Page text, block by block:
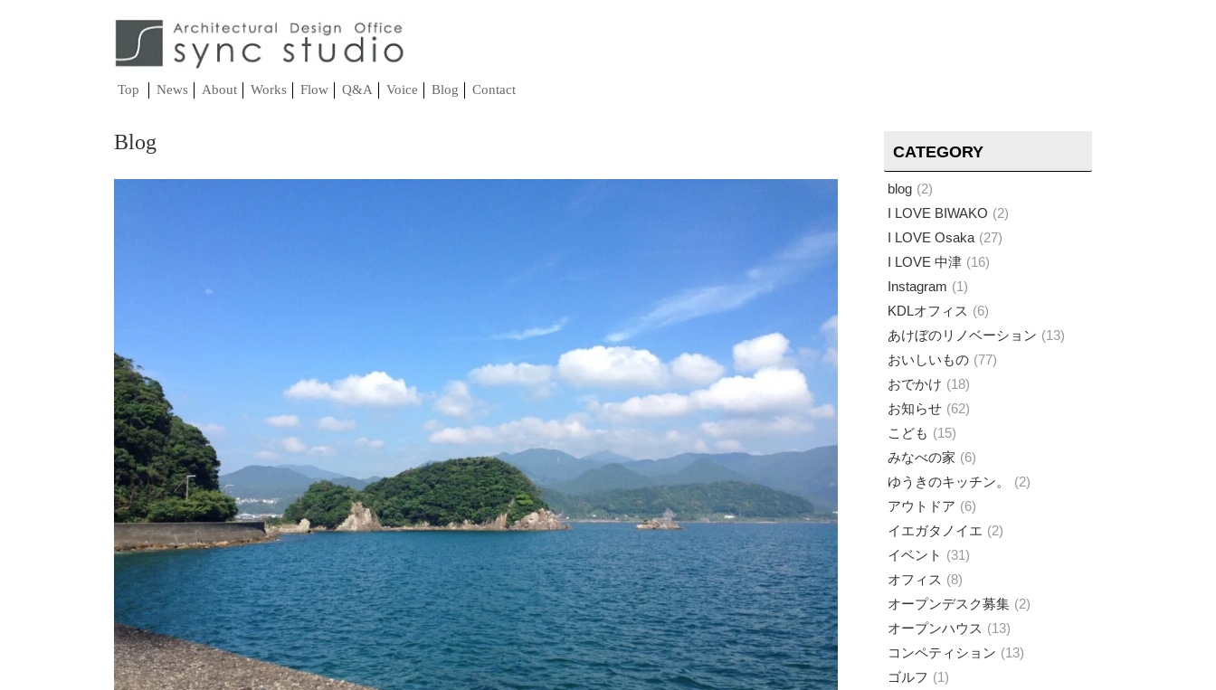
Top News About Works Flow Q&A Voice Blog Contact
Blog CATEGORY
blog
2
I LOVE BIWAKO
2
I LOVE Osaka
27
I LOVE 中津
16
Instagram
1
KDLオフィス
6
あけぼのリノベーション
13
おいしいもの 77
おでかけ
18
お知らせ
62
こども
15
みなべの家
6
ゆうきのキッチン。
2
アウトドア
6
イエガタノイエ
2
イベント
31
オフィス
8
オープンデスク募集
2
オープンハウス
13
コンペティション
13
ゴルフ
1